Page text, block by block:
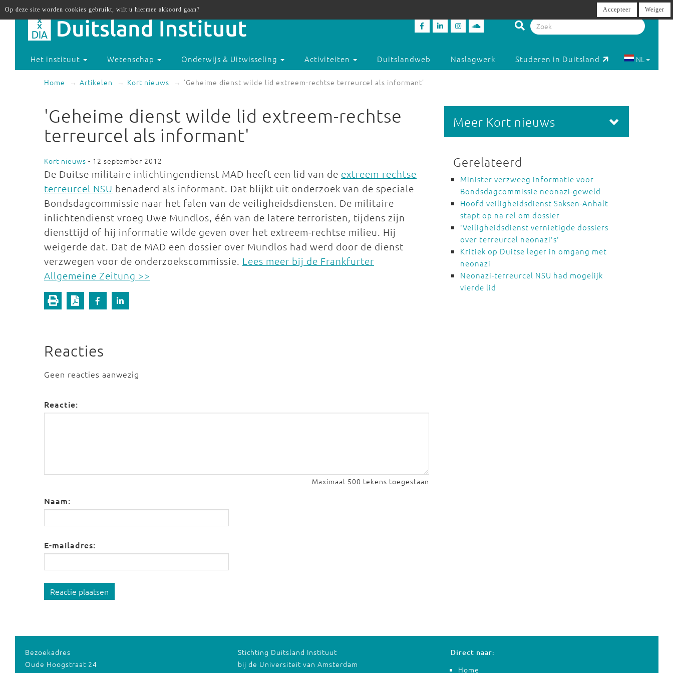
Het instituut Wetenschap Onderwijs & Uitwisseling Activiteiten Duitslandweb Naslagwerk Studeren in Duitsland NL
Home Artikelen Kort nieuws 'Geheime dienst wilde lid extreem-rechtse terreurcel als informant'
'Geheime dienst wilde lid extreem-rechtse
terreurcel als informant'
Kort nieuws - 12 september 2012
De Duitse militaire inlichtingendienst MAD heeft een lid van de extreem-rechtse
terreurcel NSU benaderd als informant. Dat blijkt uit onderzoek van de speciale
Bondsdagcommissie naar het falen van de veiligheidsdiensten. De militaire
inlichtendienst vroeg Uwe Mundlos, één van de latere terroristen, tijdens zijn
diensttijd of hij informatie wilde geven over het extreem-rechtse milieu. Hij
weigerde dat. Dat de MAD een dossier over Mundlos had werd door de dienst
verzwegen voor de onderzoekscommissie. Lees meer bij de Frankfurter
Allgemeine Zeitung >>
Reacties
Geen reacties aanwezig
Reactie:
Maximaal 500 tekens toegestaan
Naam:
E-mailadres:
Reactie plaatsen
Meer Kort nieuws
Gerelateerd
Minister verzweeg informatie voor
Bondsdagcommissie neonazi-geweld
Hoofd veiligheidsdienst Saksen-Anhalt
stapt op na rel om dossier
'Veiligheidsdienst vernietigde dossiers
over terreurcel neonazi's'
Kritiek op Duitse leger in omgang met
neonazi
Neonazi-terreurcel NSU had mogelijk
vierde lid
Bezoekadres
Oude Hoogstraat 24
Stichting Duitsland Instituut
bij de Universiteit van Amsterdam
Direct naar:
Home
Op deze site worden cookies gebruikt, wilt u hiermee akkoord gaan? Accepteer Weiger